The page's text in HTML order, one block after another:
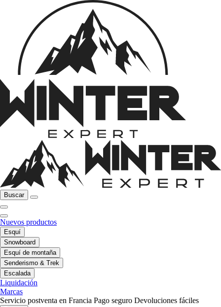
Buscar
Nuevos productos
Esquí
Snowboard
Esquí de montaña
Senderismo & Trek
Escalada
Liquidación
Marcas
Servicio postventa en Francia Pago seguro Devoluciones fáciles